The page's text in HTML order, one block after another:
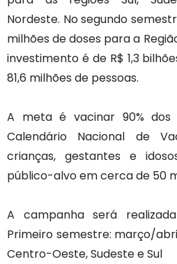
Nordeste. No segundo
milhões de doses para a
investimento é de R$ 1,3
81,6 milhões de pessoas.
A meta é vacinar 90% dos
Calendário Nacional de
crianças, gestantes e
público-alvo em cerca de 50
A campanha será
Primeiro semestre: março/
Centro-Oeste, Sudeste e Sul